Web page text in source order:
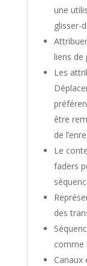
une
glisser-
liens de
Les
être
de
Le
faders
des
comme
Canaux